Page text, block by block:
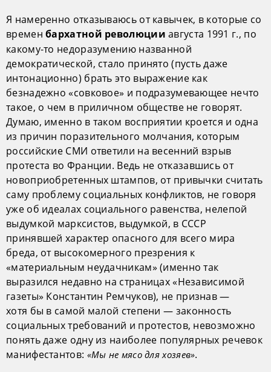
Я намеренно отказываюсь от кавычек, в которые со
временбархатной революции августа 1991 г., по
какому-то недоразумению названной
демократической, стало принято (пусть даже
интонационно) брать это выражение как
безнадежно «совковое» и подразумевающее нечто
такое, о чем в приличном обществе не говорят.
Думаю, именно в таком восприятии кроется и одна
из причин поразительного молчания, которым
российские СМИ ответили на весенний взрыв
протеста во Франции. Ведь не отказавшись от
новоприобретенных штампов, от привычки считать
саму проблему социальных конфликтов, не говоря
уже об идеалах социального равенства, нелепой
выдумкой марксистов, выдумкой, в СССР
принявшей характер опасного для всего мира
бреда, от высокомерного презрения к
«материальным неудачникам» (именно так
выразился недавно на страницах «Независимой
газеты» Константин Ремчуков), не признав —
хотя бы в самой малой степени — законность
социальных требований и протестов, невозможно
понять даже одну из наиболее популярных речевок
манифестантов: «Мы не мясо для хозяев».